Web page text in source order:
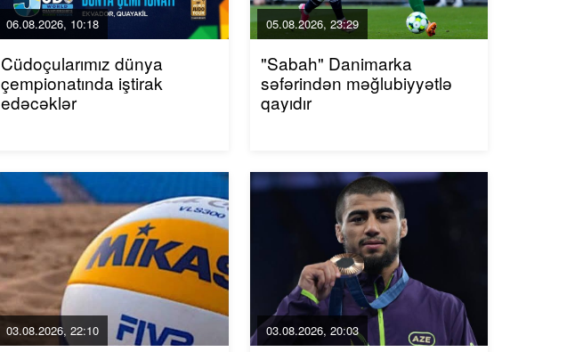
06.08.2026, 10:18
Cüdoçularımız dünya
çempionatında iştirak
edəcəklər
05.08.2026, 23:29
"Sabah" Danimarka
səfərindən məğlubiyyətlə
qayıdır
03.08.2026, 22:10 03.08.2026, 20:03